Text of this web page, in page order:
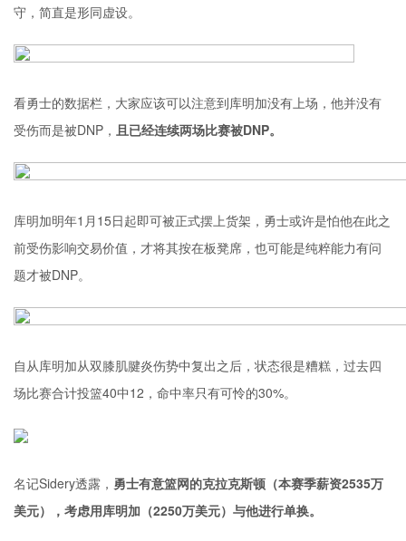
守，简直是形同虚设。
看勇士的数据栏，大家应该可以注意到库明加没有上场，他并没有
受伤而是被DNP， 且已经连续两场比赛被DNP。
库明加明年1月15日起即可被正式摆上货架，勇士或许是怕他在此之
前受伤影响交易价值，才将其按在板凳席，也可能是纯粹能力有问
题才被DNP。
自从库明加从双膝肌腱炎伤势中复出之后，状态很是糟糕，过去四
场比赛合计投篮40中12，命中率只有可怜的30%。
名记Sidery透露， 勇士有意篮网的克拉克斯顿 （本赛季薪资2535万
美元），考虑用库明加（2250万美元）与他进行单换。